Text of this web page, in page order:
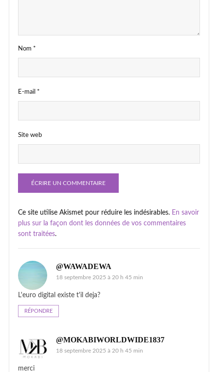
Nom *
E-mail *
Site web
Ce site utilise Akismet pour réduire les indésirables. En savoir
plus sur la façon dont les données de vos commentaires
sont traitées.
@WAWADEWA
18 septembre 2025 à 20 h 45 min
L'euro digital existe t'il deja?
RÉPONDRE
@MOKABIWORLDWIDE1837
18 septembre 2025 à 20 h 45 min
merci